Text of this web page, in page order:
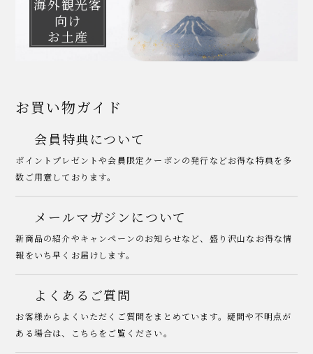
海外観光客
向け
お土産
お買い物ガイド
会員特典について
ポイントプレゼントや会員限定クーポンの発行などお得な特典を多
数ご用意しております。
メールマガジンについて
新商品の紹介やキャンペーンのお知らせなど、盛り沢山なお得な情
報をいち早くお届けします。
よくあるご質問
お客様からよくいただくご質問をまとめています。疑問や不明点が
ある場合は、こちらをご覧ください。